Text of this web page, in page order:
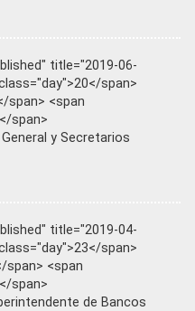
title="2019-06-
span>
span> <span
span>
y Secretarios
title="2019-04-
span>
span> <span
span>
de Bancos